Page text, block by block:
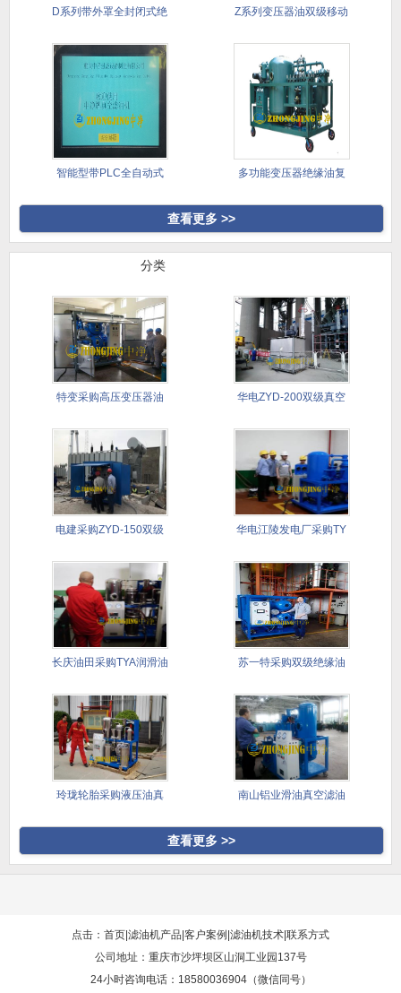
D系列带外罩全封闭式绝 Z系列变压器油双级移动
智能型带PLC全自动式 多功能变压器绝缘油复
查看更多 >>
分类
特变采购高压变压器油 华电ZYD-200双级真空
电建采购ZYD-150双级 华电江陵发电厂采购TY
长庆油田采购TYA润滑油 苏一特采购双级绝缘油
玲珑轮胎采购液压油真 南山铝业滑油真空滤油
查看更多 >>
点击：首页 滤油机产品 客户案例 滤油机技术 联系方式
公司地址：重庆市沙坪坝区山洞工业园137号
24小时咨询电话：18580036904（微信同号）